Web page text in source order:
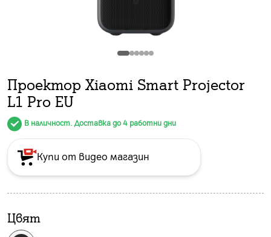
Проектор Xiaomi Smart Projector
L1 Pro EU
В наличност. Доставка до 4 работни дни
Купи от видео магазин
Цвят